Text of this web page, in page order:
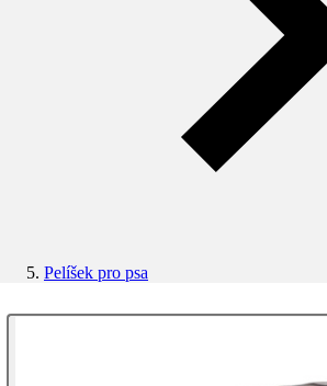
Pelíšek pro psa